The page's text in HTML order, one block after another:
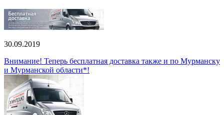
30.09.2019
Внимание! Теперь бесплатная доставка также и по Мурманску
и Мурманской области*!